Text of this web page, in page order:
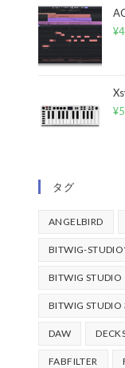
¥
¥
タグ
ANGELBIRD
BITWIG-
BITWIG STUDIO
BITWIG STUDIO
DAW
FABFILTER